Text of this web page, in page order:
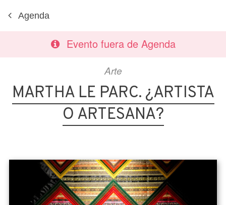
Agenda
Evento fuera de Agenda
Arte
MARTHA LE PARC. ¿ARTISTA
O ARTESANA?